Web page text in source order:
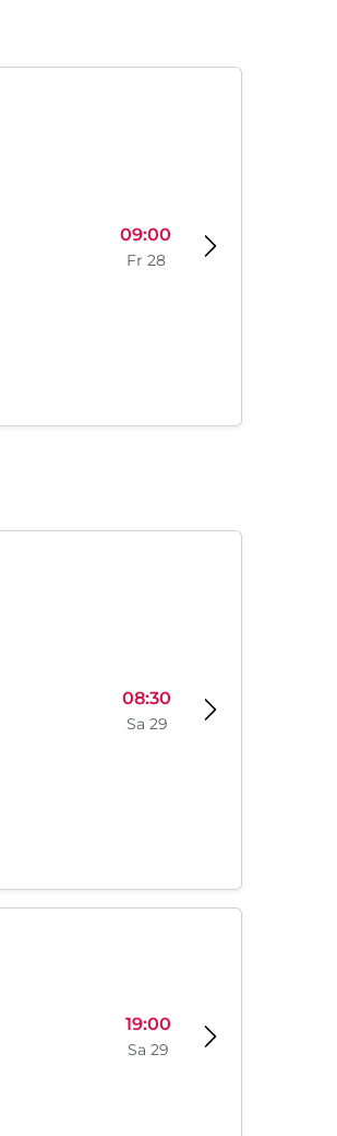
09:00
Fr 28
08:30
Sa 29
19:00
Sa 29